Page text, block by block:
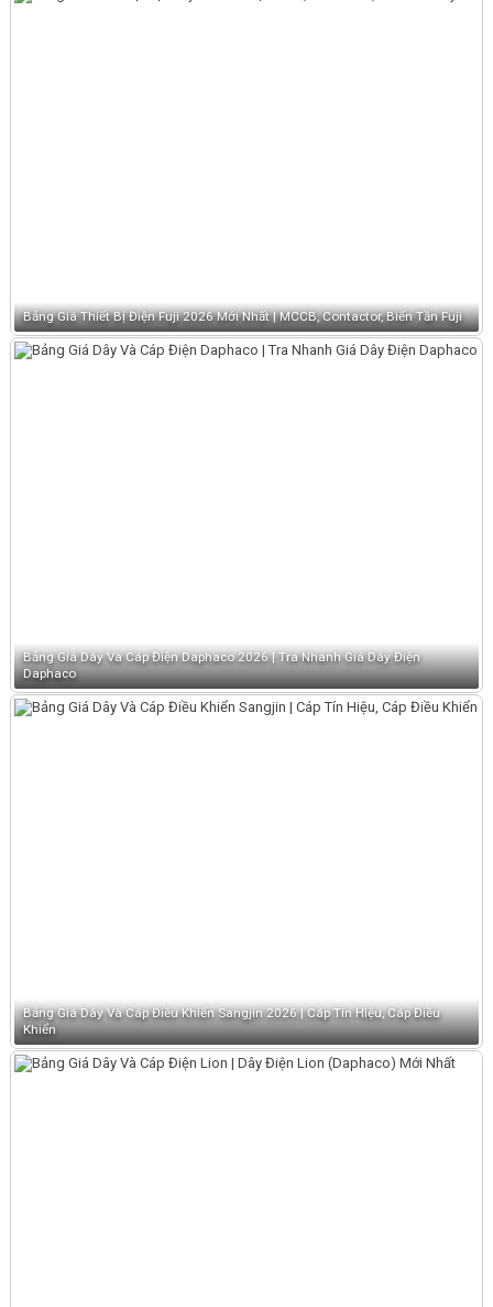
Bảng Giá Thiết Bị Điện Fuji 2026 Mới Nhất | MCCB, Contactor, Biến Tần Fuji
Bảng Giá Dây Và Cáp Điện Daphaco 2026 | Tra Nhanh Giá Dây Điện
Daphaco
Bảng Giá Dây Và Cáp Điều Khiển Sangjin 2026 | Cáp Tín Hiệu, Cáp Điều
Khiển